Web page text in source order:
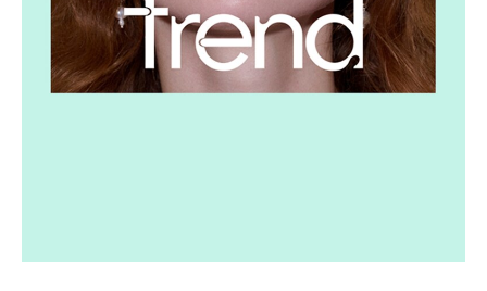
ALLE GESICHTSPRODUKTE SHOPPEN
Mini-M·A·C
ALLE AUGENPRODUKTE SHOPPEN
ALLE PINSEL KAUFEN